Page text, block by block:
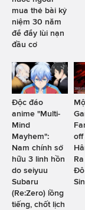
mua thẻ bài kỷ
niệm 30 năm
để đẩy lùi nạn
đầu cơ
Độc đáo
anime "Multi-
Mind
Mayhem":
Nam chính sở
hữu 3 linh hồn
do seiyuu
Subaru
(Re:Zero) lồng
tiếng, chốt lịch
off